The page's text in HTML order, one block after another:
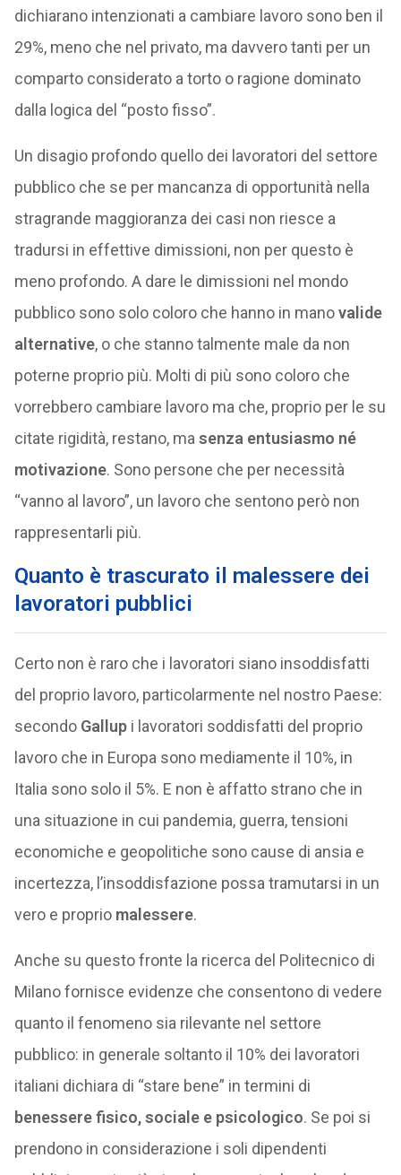
dichiarano intenzionati a cambiare lavoro sono ben il
29%, meno che nel privato, ma davvero tanti per un
comparto considerato a torto o ragione dominato
dalla logica del “posto fisso”.
Un disagio profondo quello dei lavoratori del settore
pubblico che se per mancanza di opportunità nella
stragrande maggioranza dei casi non riesce a
tradursi in effettive dimissioni, non per questo è
meno profondo. A dare le dimissioni nel mondo
pubblico sono solo coloro che hanno in manovalide
alternative, o che stanno talmente male da non
poterne proprio più. Molti di più sono coloro che
vorrebbero cambiare lavoro ma che, proprio per le su
citate rigidità, restano, ma senza entusiasmo né
motivazione. Sono persone che per necessità
“vanno al lavoro”, un lavoro che sentono però non
rappresentarli più.
Quanto è trascurato il malessere dei
lavoratori pubblici
Certo non è raro che i lavoratori siano insoddisfatti
del proprio lavoro, particolarmente nel nostro Paese:
secondo Gallupi lavoratori soddisfatti del proprio
lavoro che in Europa sono mediamente il 10%, in
Italia sono solo il 5%. E non è affatto strano che in
una situazione in cui pandemia, guerra, tensioni
economiche e geopolitiche sono cause di ansia e
incertezza, l’insoddisfazione possa tramutarsi in un
vero e proprio malessere.
Anche su questo fronte la ricerca del Politecnico di
Milano fornisce evidenze che consentono di vedere
quanto il fenomeno sia rilevante nel settore
pubblico: in generale soltanto il 10% dei lavoratori
italiani dichiara di “stare bene” in termini di
benessere fisico, sociale e psicologico. Se poi si
prendono in considerazione i soli dipendenti